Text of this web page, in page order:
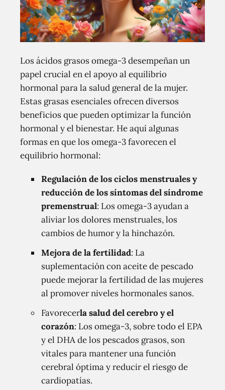
Los ácidos grasos omega-3 desempeñan un
papel crucial en el apoyo al equilibrio
hormonal para la salud general de la mujer.
Estas grasas esenciales ofrecen diversos
beneficios que pueden optimizar la función
hormonal y el bienestar. He aquí algunas
formas en que los omega-3 favorecen el
equilibrio hormonal:
Regulación de los ciclos menstruales y
reducción de los síntomas del síndrome
premenstrual: Los omega-3 ayudan a
aliviar los dolores menstruales, los
cambios de humor y la hinchazón.
Mejora de la fertilidad: La
suplementación con aceite de pescado
puede mejorar la fertilidad de las mujeres
al promover niveles hormonales sanos.
Favorecerla salud del cerebro y el
corazón: Los omega-3, sobre todo el EPA
y el DHA de los pescados grasos, son
vitales para mantener una función
cerebral óptima y reducir el riesgo de
cardiopatías.